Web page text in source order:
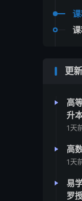
更新
高
升
1天
高
1天
易
罗